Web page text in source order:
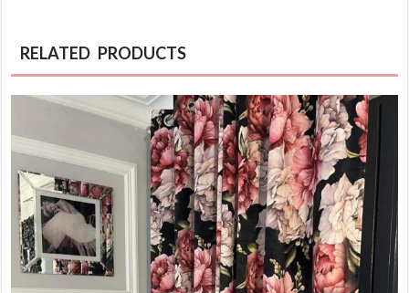
RELATED PRODUCTS